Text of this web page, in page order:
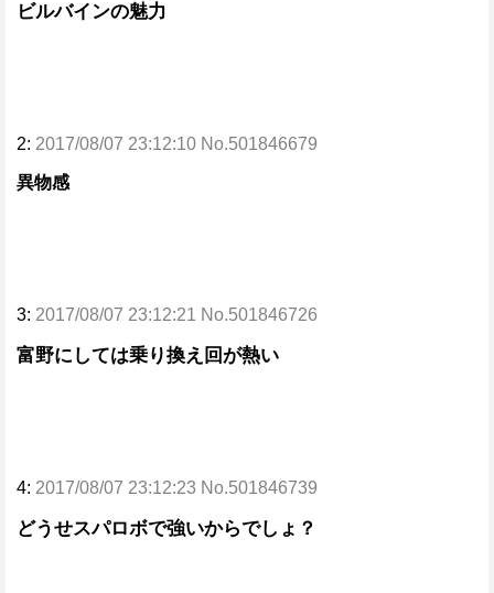
ビルバインの魅力
2: 2017/08/07 23:12:10 No.501846679
異物感
3: 2017/08/07 23:12:21 No.501846726
富野にしては乗り換え回が熱い
4: 2017/08/07 23:12:23 No.501846739
どうせスパロボで強いからでしょ？